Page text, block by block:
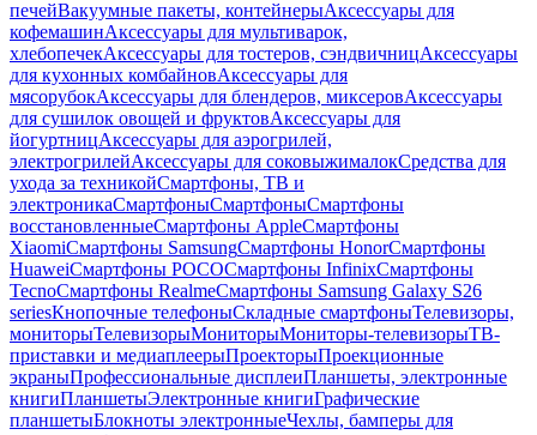
печейВакуумные пакеты, контейнерыАксессуары для
кофемашинАксессуары для мультиварок,
хлебопечекАксессуары для тостеров, сэндвичницАксессуары
для кухонных комбайновАксессуары для
мясорубокАксессуары для блендеров, миксеровАксессуары
для сушилок овощей и фруктовАксессуары для
йогуртницАксессуары для аэрогрилей,
электрогрилейАксессуары для соковыжималокСредства для
ухода за техникойСмартфоны, ТВ и
электроникаСмартфоныСмартфоныСмартфоны
восстановленныеСмартфоны AppleСмартфоны
XiaomiСмартфоны SamsungСмартфоны HonorСмартфоны
HuaweiСмартфоны POCOСмартфоны InfinixСмартфоны
TecnoСмартфоны RealmeСмартфоны Samsung Galaxy S26
seriesКнопочные телефоныСкладные смартфоныТелевизоры,
мониторыТелевизорыМониторыМониторы-телевизорыТВ-
приставки и медиаплеерыПроекторыПроекционные
экраныПрофессиональные дисплеиПланшеты, электронные
книгиПланшетыЭлектронные книгиГрафические
планшетыБлокноты электронныеЧехлы, бамперы для